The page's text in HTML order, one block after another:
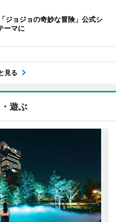
ジョジョの奇妙な冒険」公式シ
ーマに
見る
遊ぶ